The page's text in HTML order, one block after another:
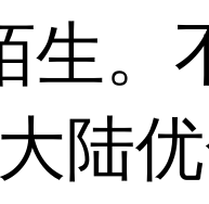
生。
陆